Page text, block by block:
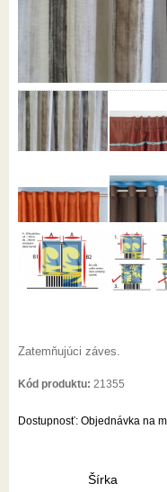
Zatemňujúci záves.
Kód produktu: 21355
Dostupnosť: Objednávka na
Šírka